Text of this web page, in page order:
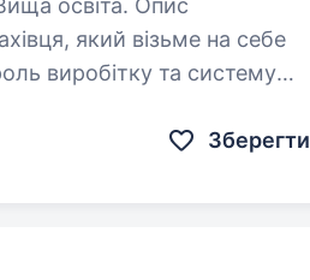
освіта. Опис
який візьме на себе
виробітку та систему
Зберегти